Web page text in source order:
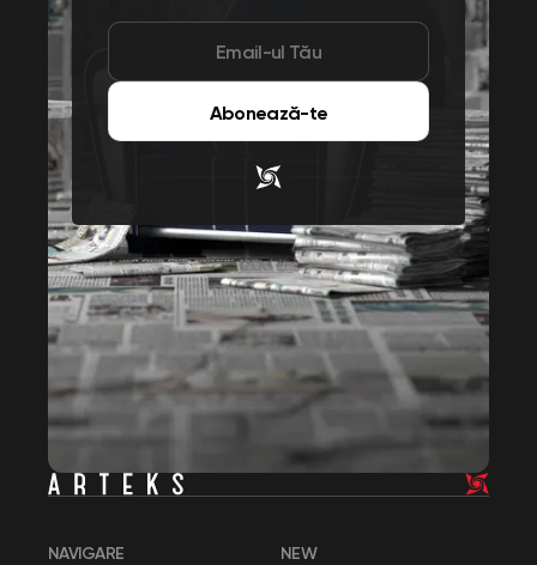
Abonează-te
NAVIGARE NEW